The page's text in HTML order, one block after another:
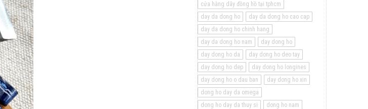
cửa hàng dây đồng hồ tại tphcm
day da dong ho
day da dong ho cao cap
day da dong ho chinh hang
day da dong ho nam
day dong ho
day dong ho da
day dong ho deo tay
day dong ho dep
day dong ho longines
day dong ho o dau ban
day dong ho xin
dong ho day da omega
dong ho day da thuy si
dong ho nam